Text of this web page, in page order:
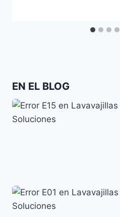
EN EL BLOG
Error E15 en Lavavajillas
Soluciones